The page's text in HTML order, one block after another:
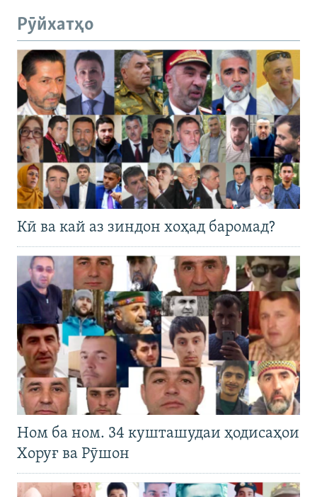
Рӯйхатҳо
Кӣ ва кай аз зиндон хоҳад баромад?
Ном ба ном. 34 кушташудаи ҳодисаҳои
Хоруғ ва Рӯшон